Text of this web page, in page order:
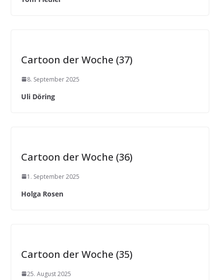
Cartoon der Woche (37)
8. September 2025
Uli Döring
Cartoon der Woche (36)
1. September 2025
Holga Rosen
Cartoon der Woche (35)
25. August 2025